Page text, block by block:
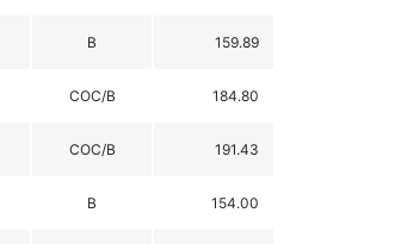
B 159.89
COC/B 184.80
COC/B 191.43
B 154.00